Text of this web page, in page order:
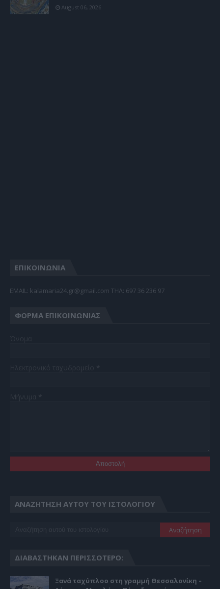
August 06, 2026
ΕΠΙΚΟΙΝΩΝΙΑ
EMAIL: kalamaria24.gr@gmail.com TΗΛ: 697 36 236 97
ΦΌΡΜΑ ΕΠΙΚΟΙΝΩΝΊΑΣ
ΑΝΑΖΉΤΗΣΗ ΑΥΤΟΎ ΤΟΥ ΙΣΤΟΛΟΓΊΟΥ
ΔΙΑΒΆΣΤΗΚΑΝ ΠΕΡΙΣΣΌΤΕΡΟ:
Ξανά ταχύπλοο στη γραμμή Θεσσαλονίκη –